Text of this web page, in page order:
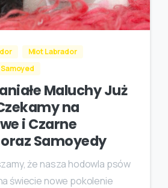
Miot Labrador
Samoyed
Maluchy Już
na
i Czarne
Samoyedy
że nasza hodowla psów
świecie nowe pokolenie